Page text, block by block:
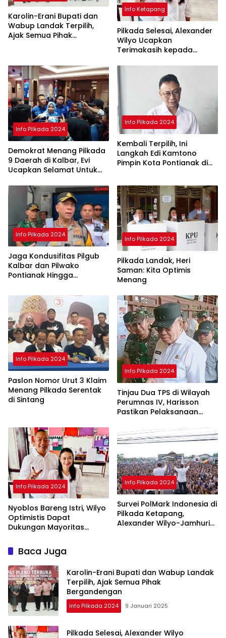
Karolin-Erani Bupati dan
Wabup Landak Terpilih,
Ajak Semua Pihak
Info Ketapang
Pilkada Selesai, Alexander
Wilyo Ucapkan
Terimakasih kepada
Info Pilkada 2024
Demokrat Menang Pilkada
9 Daerah di Kalbar, Evi
Ucapkan Selamat Untuk
Info Pilkada 2024
Kembali Terpilih, Ini
Langkah Edi Kamtono
Pimpin Kota Pontianak di
Info Pilkada 2024
Jaga Kondusifitas Pilgub
Kalbar dan Pilwako
Pontianak Hingga
Selesai
Info Pilkada 2024
Pilkada Landak, Heri
Saman: Kita Optimis
Menang
Info Pilkada 2024
Paslon Nomor Urut 3 Klaim
Menang Pilkada Serentak
di Sintang
Info Pilkada 2024
Tinjau Dua TPS di Wilayah
Perumnas IV, Harisson
Pastikan Pelaksanaan
Aman
Info Pilkada 2024
Nyoblos Bareng Istri, Wilyo
Optimistis Dapat
Dukungan Mayoritas
Info Pilkada 2024
Survei PolMark Indonesia di
Pilkada Ketapang,
Alexander Wilyo-Jamhuri
Baca Juga
Karolin-Erani Bupati dan Wabup Landak
Terpilih, Ajak Semua Pihak
Bergandengan
Info Pilkada 2024 9 Januari 2025
Pilkada Selesai, Alexander Wilyo